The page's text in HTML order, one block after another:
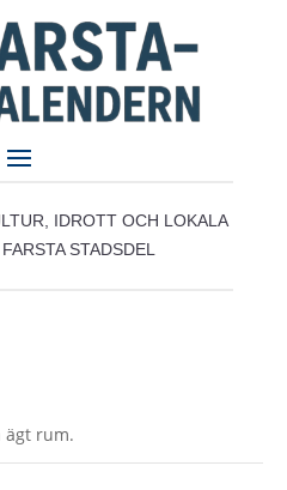
IDROTT OCH LOKALA
STADSDEL
ägt rum.